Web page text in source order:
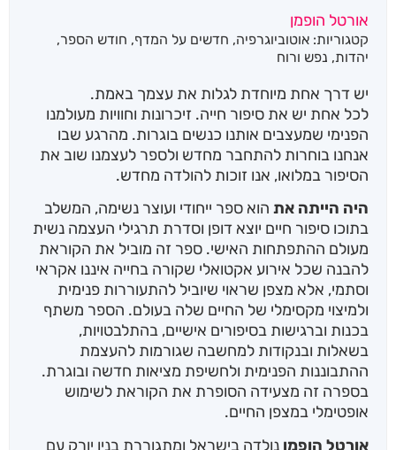
מבוסס על
דירוגים של
לקוחות
אורטל הופמן
קטגוריות: אוטוביוגרפיה, חדשים על המדף, חודש הספר,
יהדות, נפש ורוח
יש דרך אחת מיוחדת לגלות את עצמך באמת.
לכל אחת יש את סיפור חייה. זיכרונות וחוויות מעולמנו
הפנימי שמעצבים אותנו כנשים בוגרות. מהרגע שבו
אנחנו בוחרות להתחבר מחדש ולספר לעצמנו שוב את
הסיפור במלואו, אנו זוכות להולדה מחדש.
היה הייתה את הוא ספר ייחודי ועוצר נשימה, המשלב
בתוכו סיפור חיים יוצא דופן וסדרת תרגילי העצמה נשית
מעולם ההתפתחות האישי. ספר זה מוביל את הקוראת
להבנה שכל אירוע אקטואלי שקורה בחייה איננו אקראי
וסתמי, אלא מצפן שראוי שיוביל להתעוררות פנימית
ולמיצוי מקסימלי של החיים שלה בעולם. הספר משתף
בכנות וברגישות בסיפורים אישיים, בהתלבטויות,
בשאלות ובנקודות למחשבה שגורמות להעצמת
ההתבוננות הפנימית ולחשיפת מציאות חדשה ובוגרת.
בספרה זה מצעידה הסופרת את הקוראת לשימוש
אופטימלי במצפן החיים.
אורטל הופמן נולדה בישראל ומתגוררת בניו יורק עם